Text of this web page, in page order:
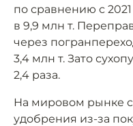
по сравнению с
в 9,9 млн т.
через
3,4 млн т. Зато
2,4 раза.
На мировом рынке
удобрения из-за